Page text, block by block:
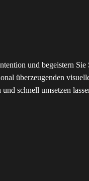
und begeistern Sie
überzeugenden
schnell umsetzen